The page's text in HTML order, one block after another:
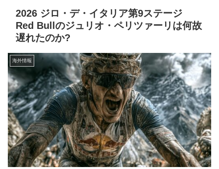
2026 ジロ・デ・イタリア第9ステージ
Red Bullのジュリオ・ペリツァーリは何故
遅れたのか?
海外情報